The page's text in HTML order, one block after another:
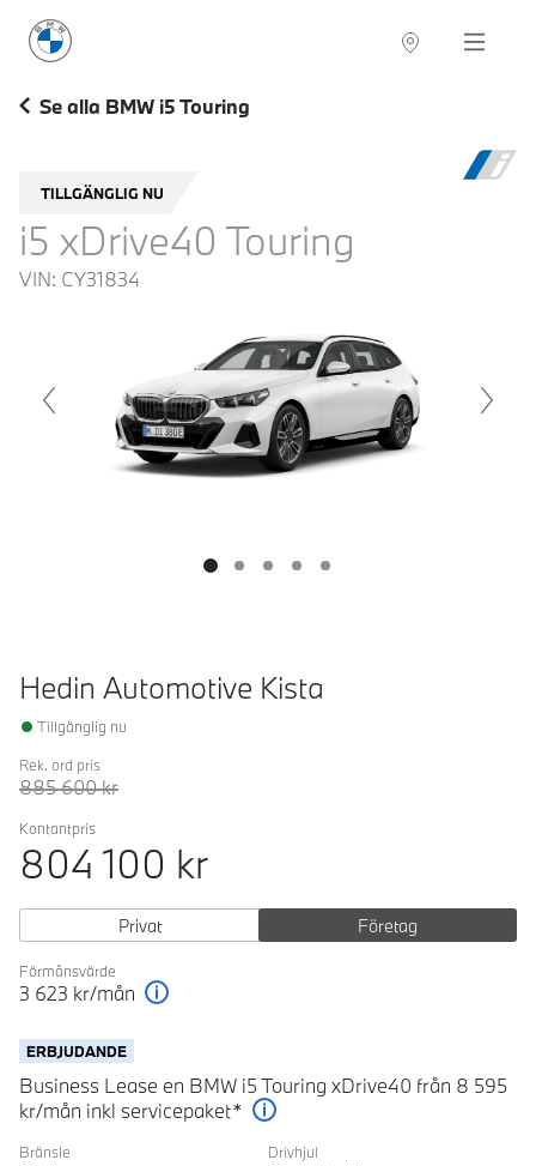
BMW Sverige Navigation
Se alla BMW i5 Touring
TILLGÄNGLIG NU
i5 xDrive40 Touring
VIN: CY31834
Hedin Automotive Kista
Tillgänglig nu
Rek. ord pris
885 600kr
Kontantpris
804 100 kr
Privat Företag
Förmånsvärde
3 623 kr/mån
ERBJUDANDE
Business Lease en BMW i5 Touring xDrive40 från 8 595
kr/mån inkl servicepaket*
Bränsle Drivhjul